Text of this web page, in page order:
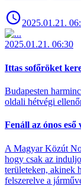
2025.01.21.
2025.01.21. 06:30
Ittas sofőröket
Budapesten
oldali hétvégi
Fenáll az ónos eső
A Magyar Közút
hogy csak az
területeken, akinek
felszerelve a